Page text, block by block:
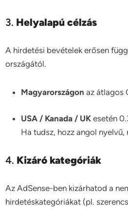
3. Helyalapú célzás
A hirdetési bevételek erősen
országától.
Magyarországon az átlagos
USA / Kanada / UK esetén
Ha tudsz, hozz angol
4. Kizáró kategóriák
Az AdSense-ben kizárhatod a
hirdetéskategóriákat (pl.